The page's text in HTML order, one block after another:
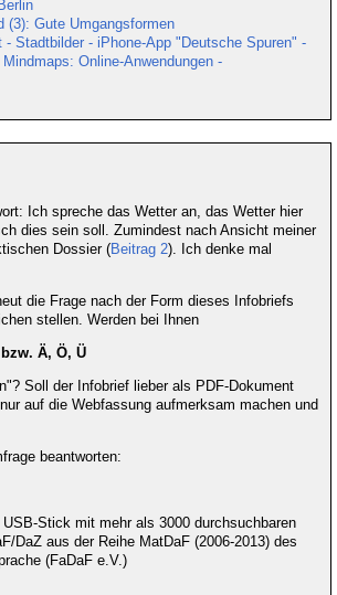
(3): Gute Umgangsformen
Stadtbilder - iPhone-App "Deutsche Spuren" -
Online-Anwendungen -
Ich spreche das Wetter an, das Wetter hier
dies sein soll. Zumindest nach Ansicht meiner
Dossier (Beitrag 2). Ich denke mal
die Frage nach der Form dieses Infobriefs
stellen. Werden bei Ihnen
Ä, Ö, Ü
Soll der Infobrief lieber als PDF-Dokument
auf die Webfassung aufmerksam machen und
beantworten:
Stick mit mehr als 3000 durchsuchbaren
DaZ aus der Reihe MatDaF (2006-2013) des
(FaDaF e.V.)